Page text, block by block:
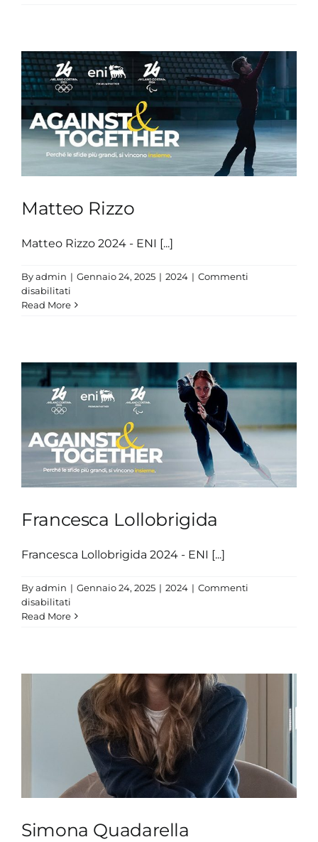
Matteo Rizzo
Matteo Rizzo 2024 - ENI [...]
Byadmin | Gennaio 24, 2025 | 2024 | Commenti
disabilitati
Matteo
Read More
Francesca Lollobrigida
Francesca Lollobrigida 2024 - ENI [...]
Byadmin | Gennaio 24, 2025 | 2024 | Commenti
disabilitati
Francesca
Read More
Simona Quadarella